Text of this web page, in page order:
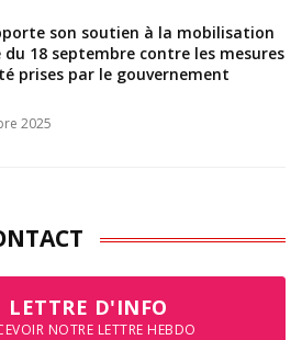
son soutien à la mobilisation
du 18 septembre contre les mesures
prises par le gouvernement
2025
LETTRE D'INFO
NOTRE LETTRE HEBDO